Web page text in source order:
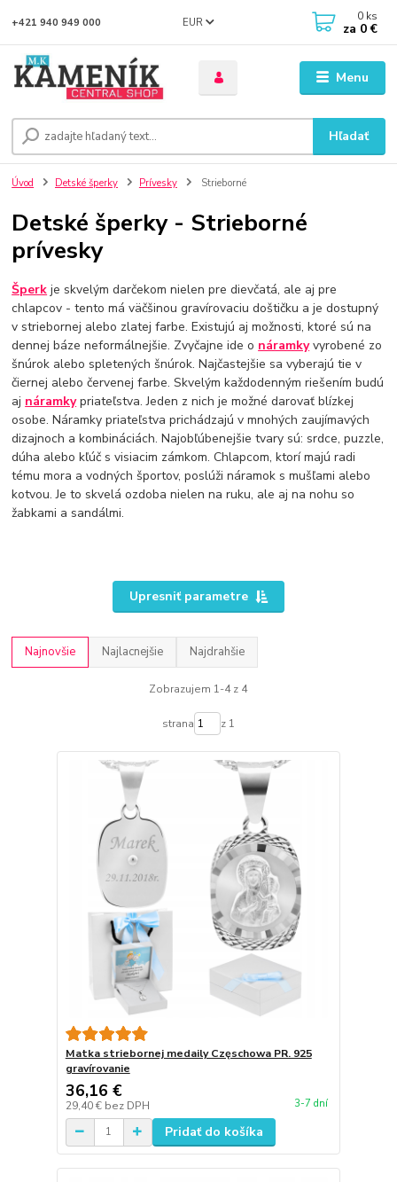
Menu
EUR
Hľadať
+421 940 949 000 0 ks
za 0 €
Úvod Detské šperky Prívesky Strieborné
Detské šperky - Strieborné
prívesky
Šperk je skvelým darčekom nielen pre dievčatá, ale aj pre
chlapcov - tento má väčšinou gravírovaciu doštičku a je dostupný
v striebornej alebo zlatej farbe. Existujú aj možnosti, ktoré sú na
dennej báze neformálnejšie. Zvyčajne ide o náramkyvyrobené zo
šnúrok alebo spletených šnúrok. Najčastejšie sa vyberajú tie v
čiernej alebo červenej farbe. Skvelým každodenným riešením budú
aj náramkypriateľstva. Jeden z nich je možné darovať blízkej
osobe. Náramky priateľstva prichádzajú v mnohých zaujímavých
dizajnoch a kombináciách. Najobľúbenejšie tvary sú: srdce, puzzle,
dúha alebo kľúč s visiacim zámkom. Chlapcom, ktorí majú radi
tému mora a vodných športov, poslúži náramok s mušľami alebo
kotvou. Je to skvelá ozdoba nielen na ruku, ale aj na nohu so
žabkami a sandálmi.
Upresniť parametre
Najnovšie Najlacnejšie Najdrahšie
Zobrazujem 1-4 z 4
strana z 1
Matka striebornej medaily Częschowa PR. 925
gravírovanie
36,16 €
29,40 € bez DPH 3-7 dní
Pridať do košíka